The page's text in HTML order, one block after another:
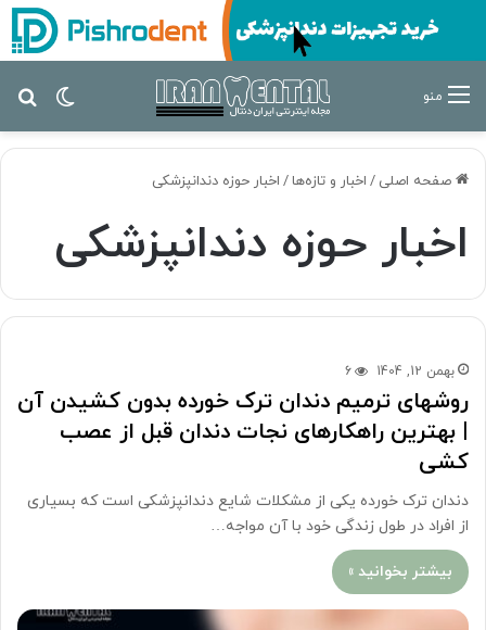
تغییر منو
صفحه اصلی / اخبار و تازه‌ها / اخبار حوزه دندانپزشکی
اخبار حوزه دندانپزشکی
بهمن 12, 1404 6
روشهای ترمیم دندان ترک خورده بدون کشیدن آن
| بهترین راهکارهای نجات دندان قبل از عصب
کشی
دندان ترک خورده یکی از مشکلات شایع دندانپزشکی است که بسیاری
از افراد در طول زندگی خود با آن مواجه…
بیشتر بخوانید »